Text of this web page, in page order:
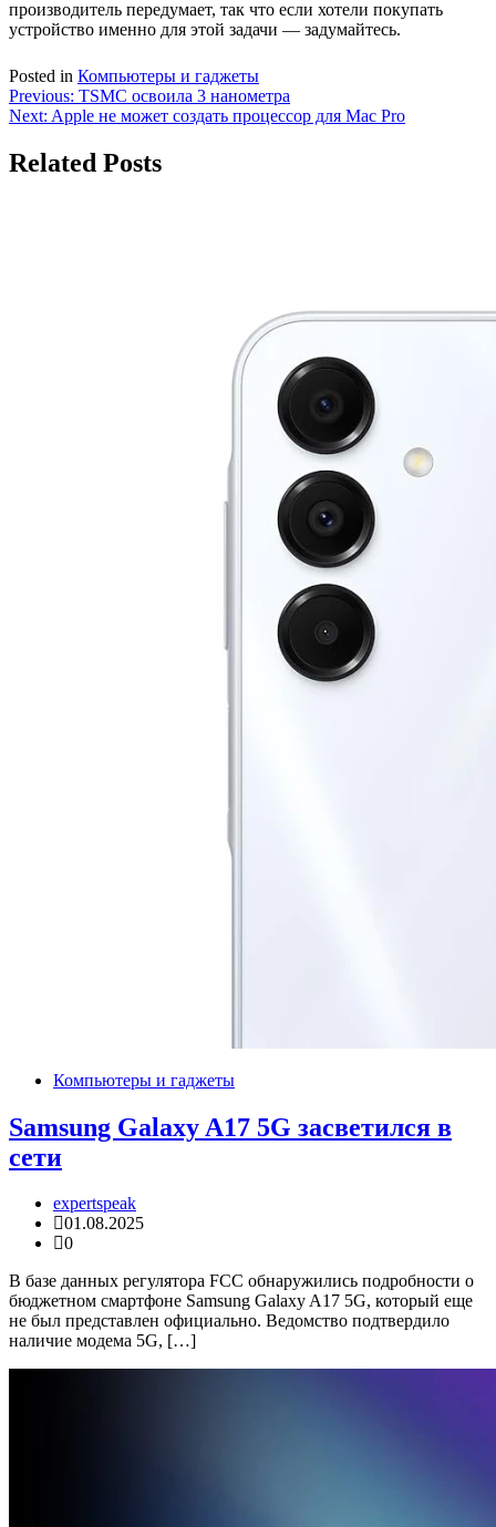
производитель передумает, так что если хотели покупать
устройство именно для этой задачи — задумайтесь.
Posted in Компьютеры и гаджеты
Навигация
по
записям
Previous: TSMC освоила 3 нанометра
Next: Apple не может создать процессор для Mac Pro
Related Posts
Компьютеры и гаджеты
Samsung Galaxy A17 5G засветился в
сети
expertspeak
01.08.2025
0
В базе данных регулятора FCC обнаружились подробности о
бюджетном смартфоне Samsung Galaxy A17 5G, который еще
не был представлен официально. Ведомство подтвердило
наличие модема 5G, […]